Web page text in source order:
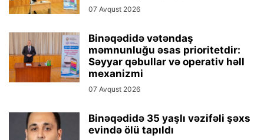
07 Avqust 2026
Binəqədidə vətəndaş
məmnunluğu əsas prioritetdir:
Səyyar qəbullar və operativ həll
mexanizmi
07 Avqust 2026
Binəqədidə 35 yaşlı vəzifəli şəxs
evində ölü tapıldı